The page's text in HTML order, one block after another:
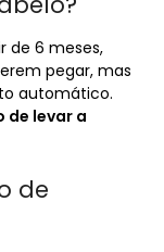
de 6 meses,
pegar, mas
automático.
de levar a
de